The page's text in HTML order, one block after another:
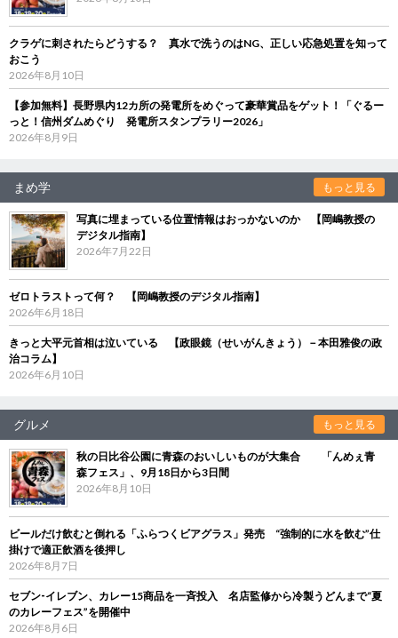
クラゲに刺されたらどうする？ 真水で洗うのはNG、正しい応急処置を知って
おこう
2026年8月10日
【参加無料】長野県内12カ所の発電所をめぐって豪華賞品をゲット！「ぐるー
っと！信州ダムめぐり 発電所スタンプラリー2026」
2026年8月9日
まめ学 もっと見る
写真に埋まっている位置情報はおっかないのか 【岡嶋教授の
デジタル指南】
2026年7月22日
ゼロトラストって何？ 【岡嶋教授のデジタル指南】
2026年6月18日
きっと大平元首相は泣いている 【政眼鏡（せいがんきょう）－本田雅俊の政
治コラム】
2026年6月10日
グルメ もっと見る
秋の日比谷公園に青森のおいしいものが大集合 「んめぇ青
森フェス」、9月18日から3日間
2026年8月10日
ビールだけ飲むと倒れる「ふらつくビアグラス」発売 “強制的に水を飲む”仕
掛けで適正飲酒を後押し
2026年8月7日
セブン‐イレブン、カレー15商品を一斉投入 名店監修から冷製うどんまで“夏
のカレーフェス”を開催中
2026年8月6日